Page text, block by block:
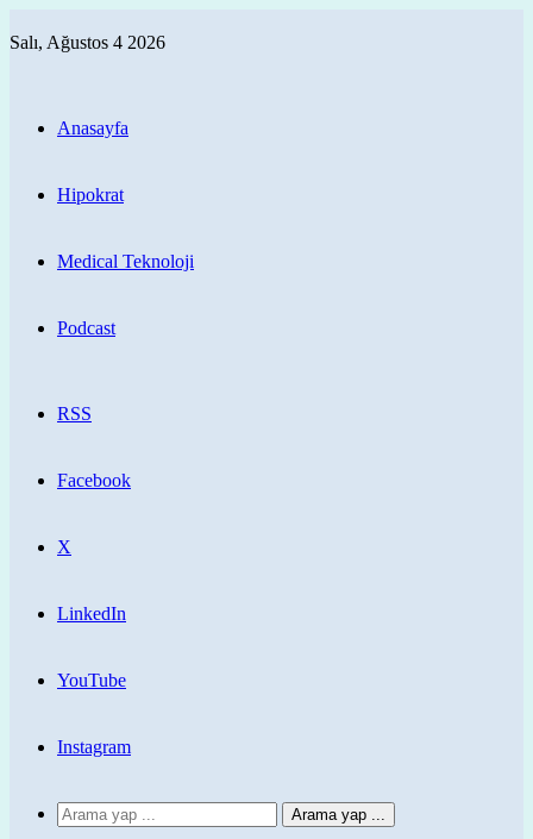
Salı, Ağustos 4 2026
Anasayfa
Hipokrat
Medical Teknoloji
Podcast
RSS
Facebook
X
LinkedIn
YouTube
Instagram
Arama yap ...